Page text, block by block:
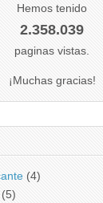
Hemos tenido
2.358.039
paginas vistas.
¡Muchas gracias!
(4)